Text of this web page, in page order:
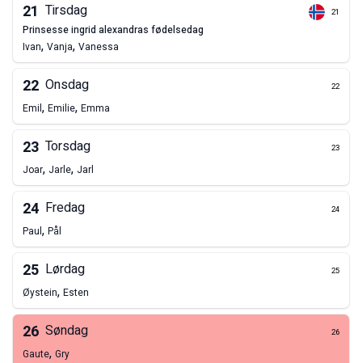
21 Tirsdag 21
prinsesse ingrid alexandras fødelsedag
Ivan, Vanja, Vanessa
22 Onsdag 22
Emil, Emilie, Emma
23 Torsdag 23
Joar, Jarle, Jarl
24 Fredag 24
Paul, Pål
25 Lørdag 25
Øystein, Esten
26 Søndag 26
Gaute, Gry